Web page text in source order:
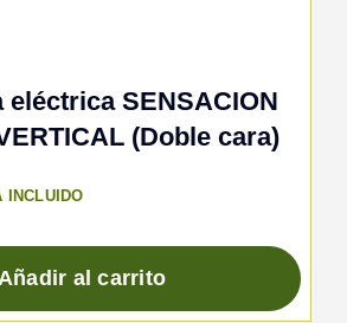
eléctrica SENSACION
(Doble cara)
INCLUIDO
Añadir al carrito